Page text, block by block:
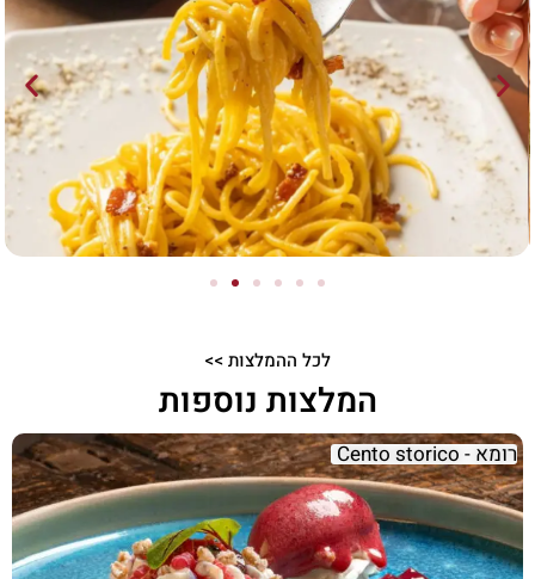
לכל ההמלצות >>
המלצות נוספות
רומא - Cento storico